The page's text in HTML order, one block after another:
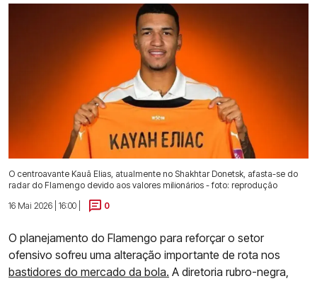
O centroavante Kauã Elias, atualmente no Shakhtar Donetsk, afasta-se do
radar do Flamengo devido aos valores milionários - foto: reprodução
16 Mai 2026 | 16:00 |
0
O planejamento do Flamengo para reforçar o setor
ofensivo sofreu uma alteração importante de rota nos
bastidores do mercado da bola. A diretoria rubro-negra,